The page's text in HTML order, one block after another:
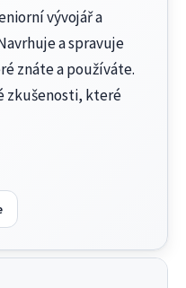
vývojář a
a spravuje
znáte a používáte.
zkušenosti, které